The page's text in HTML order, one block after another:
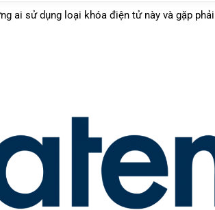
ai sử dụng loại khóa điện tử này và gặp